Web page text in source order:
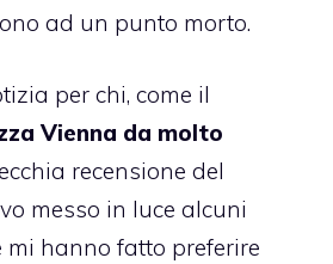
ad un punto morto.
per chi, come il
Vienna da molto
recensione del
messo in luce alcuni
mi hanno fatto preferire